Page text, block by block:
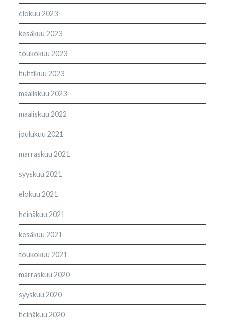
elokuu 2023
kesäkuu 2023
toukokuu 2023
huhtikuu 2023
maaliskuu 2023
maaliskuu 2022
joulukuu 2021
marraskuu 2021
syyskuu 2021
elokuu 2021
heinäkuu 2021
kesäkuu 2021
toukokuu 2021
marraskuu 2020
syyskuu 2020
heinäkuu 2020